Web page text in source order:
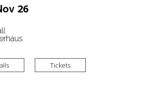
26
Tickets